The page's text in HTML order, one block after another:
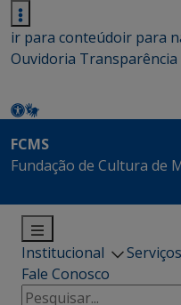
ir para conteúdoir para
Ouvidoria Transparência
FCMS
Fundação de Cultura de
Institucional Serviços
Fale Conosco
Pesquisar